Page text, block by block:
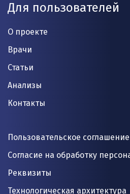
Для пользователей
О проекте
Врачи
Статьи
Анализы
Контакты
Пользовательское соглашение
Согласие на обработку
Реквизиты
Технологическая архитектура